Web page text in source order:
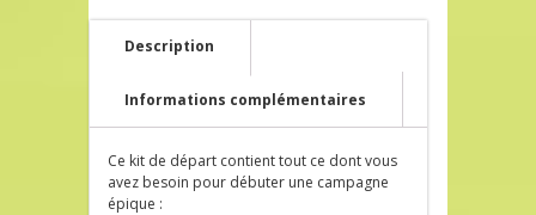
Description
Informations complémentaires
Ce kit de départ contient tout ce dont vous
avez besoin pour débuter une campagne
épique :